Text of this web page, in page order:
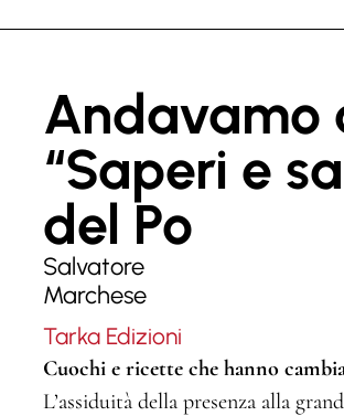
Andavamo
“Saperi e
del Po
Salvatore
Marchese
Tarka Edizioni
Cuochi e ricette che hanno
L’assiduità della presenza alla